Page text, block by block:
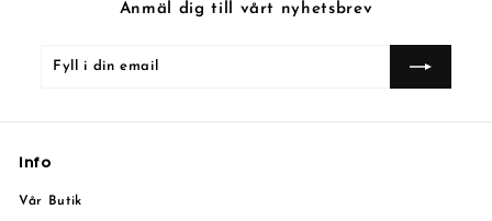
Anmäl dig till vårt nyhetsbrev
Fyll
email
Prenumerera
Info
Vår Butik